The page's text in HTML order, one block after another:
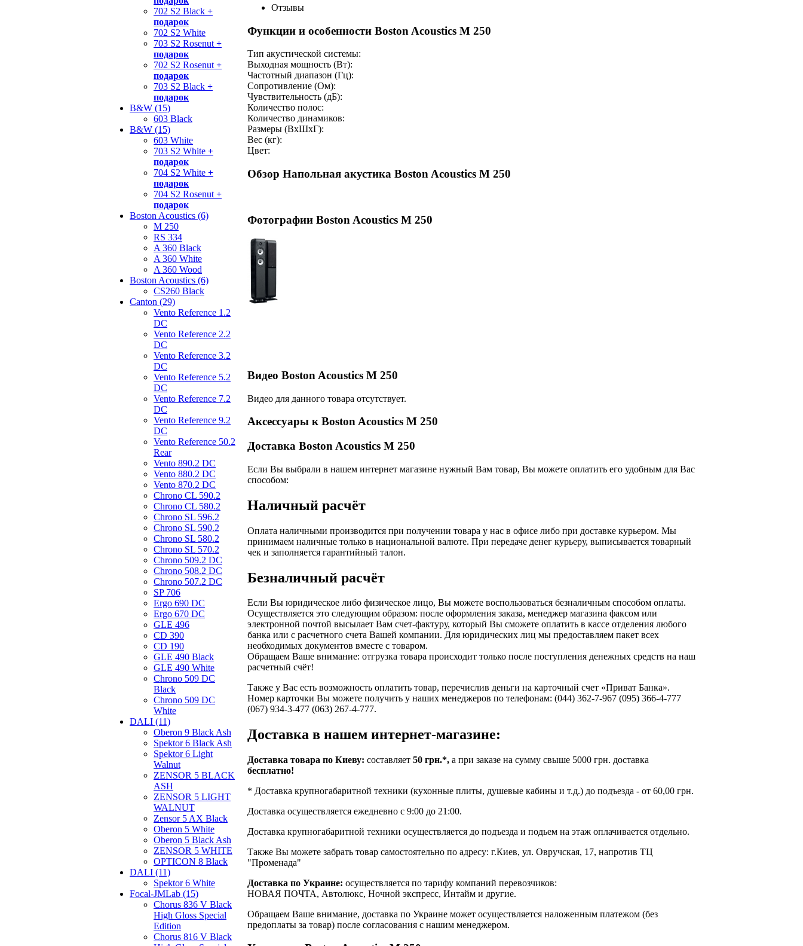
702 S2 Black +
подарок
702 S2 White
703 S2 Rosenut +
подарок
702 S2 Rosenut +
подарок
703 S2 Black +
подарок
B&W (15)
603 Black
B&W (15)
603 White
703 S2 White +
подарок
704 S2 White +
подарок
704 S2 Rosenut +
подарок
Boston Acoustics (6)
M 250
RS 334
A 360 Black
A 360 White
A 360 Wood
Boston Acoustics (6)
CS260 Black
Canton (29)
Vento Reference 1.2
DC
Vento Reference 2.2
DC
Vento Reference 3.2
DC
Vento Reference 5.2
DC
Vento Reference 7.2
DC
Vento Reference 9.2
DC
Vento Reference 50.2
Rear
Vento 890.2 DС
Vento 880.2 DС
Vento 870.2 DС
Chrono CL 590.2
Chrono CL 580.2
Chrono SL 596.2
Chrono SL 590.2
Chrono SL 580.2
Chrono SL 570.2
Chrono 509.2 DC
Chrono 508.2 DC
Chrono 507.2 DC
SP 706
Ergo 690 DC
Ergo 670 DC
GLE 496
CD 390
CD 190
GLE 490 Black
GLE 490 White
Chrono 509 DC
Black
Chrono 509 DC
White
DALI (11)
Oberon 9 Black Ash
Spektor 6 Black Ash
Spektor 6 Light
Walnut
ZENSOR 5 BLACK
ASH
ZENSOR 5 LIGHT
WALNUT
Zensor 5 AX Black
Oberon 5 White
Oberon 5 Black Ash
ZENSOR 5 WHITE
OPTICON 8 Black
DALI (11)
Spektor 6 White
Focal-JMLab (15)
Chorus 836 V Black
High Gloss Special
Edition
Chorus 816 V Black
Отзывы
Функции и особенности Boston Acoustics M 250
Тип акустической системы:
Выходная мощность (Вт):
Частотный диапазон (Гц):
Сопротивление (Ом):
Чувствительность (дБ):
Количество полос:
Количество динамиков:
Размеры (ВхШхГ):
Вес (кг):
Цвет:
Обзор Напольная акустика Boston Acoustics M 250
Фотографии Boston Acoustics M 250
Видео Boston Acoustics M 250
Видео для данного товара отсутствует.
Аксессуары к Boston Acoustics M 250
Доставка Boston Acoustics M 250
Если Вы выбрали в нашем интернет магазине нужный Вам товар, Вы можете оплатить его удобным для Вас
способом:
Наличный расчёт
Оплата наличными производится при получении товара у нас в офисе либо при доставке курьером. Мы
принимаем наличные только в национальной валюте. При передаче денег курьеру, выписывается товарный
чек и заполняется гарантийный талон.
Безналичный расчёт
Если Вы юридическое либо физическое лицо, Вы можете воспользоваться безналичным способом оплаты.
Осуществляется это следующим образом: после оформления заказа, менеджер магазина факсом или
электронной почтой высылает Вам счет-фактуру, который Вы сможете оплатить в кассе отделения любого
банка или с расчетного счета Вашей компании. Для юридических лиц мы предоставляем пакет всех
необходимых документов вместе с товаром.
Обращаем Ваше внимание: отгрузка товара происходит только после поступления денежных средств на наш
расчетный счёт!
Также у Вас есть возможность оплатить товар, перечислив деньги на карточный счет «Приват Банка».
Номер карточки Вы можете получить у наших менеджеров по телефонам: (044) 362-7-967 (095) 366-4-777
(067) 934-3-477 (063) 267-4-777.
Доставка в нашем интернет-магазине:
Доставка товара по Киеву: составляет 50 грн.*, а при заказе на сумму свыше 5000 грн. доставка
бесплатно!
* Доставка крупногабаритной техники (кухонные плиты, душевые кабины и т.д.) до подъезда - от 60,00 грн.
Доставка осуществляется ежедневно с 9:00 до 21:00.
Доставка крупногабаритной техники осуществляется до подъезда и подьем на этаж оплачивается отдельно.
Также Вы можете забрать товар самостоятельно по адресу: г.Киев, ул. Овручская, 17, напротив ТЦ
"Променада"
Доставка по Украине: осуществляется по тарифу компаний перевозчиков:
НОВАЯ ПОЧТА, Автолюкс, Ночной экспресс, Интайм и другие.
Обращаем Ваше внимание, доставка по Украине может осуществляется наложенным платежом (без
предоплаты за товар) после согласования с нашим менеджером.